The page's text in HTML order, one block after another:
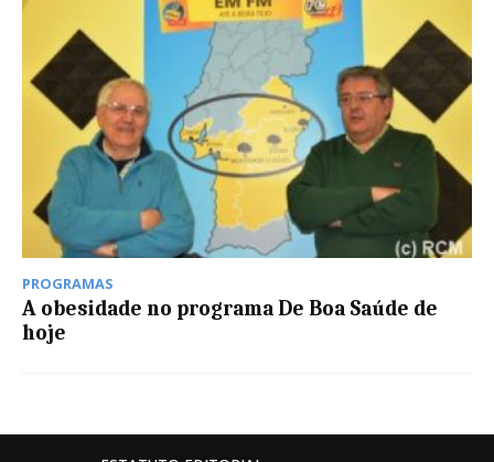
PROGRAMAS
A obesidade no programa De Boa Saúde de
hoje